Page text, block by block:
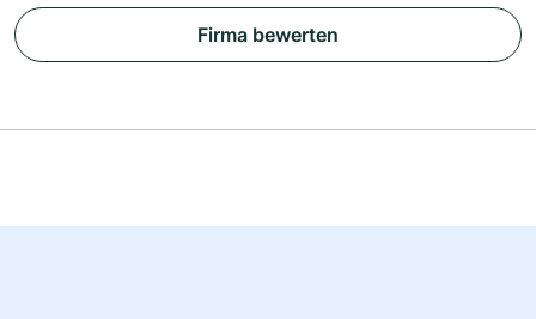
Firma bewerten